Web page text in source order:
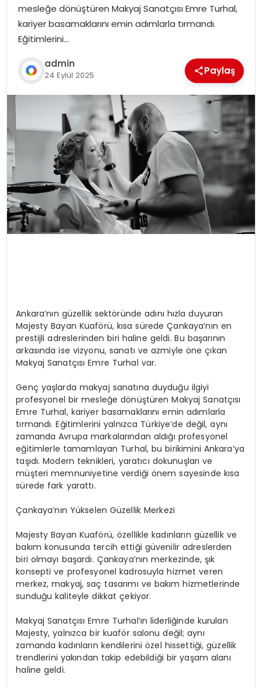
mesleğe dönüştüren Makyaj Sanatçısı Emre Turhal,
kariyer basamaklarını emin adımlarla tırmandı.
Eğitimlerini…
admin
24 Eylül 2025 Paylaş
Ankara’nın güzellik sektöründe adını hızla duyuran
Majesty Bayan Kuaförü, kısa sürede Çankaya’nın en
prestijli adreslerinden biri haline geldi. Bu başarının
arkasında ise vizyonu, sanatı ve azmiyle öne çıkan
Makyaj Sanatçısı Emre Turhal var.
Genç yaşlarda makyaj sanatına duyduğu ilgiyi
profesyonel bir mesleğe dönüştüren Makyaj Sanatçısı
Emre Turhal, kariyer basamaklarını emin adımlarla
tırmandı. Eğitimlerini yalnızca Türkiye’de değil, aynı
zamanda Avrupa markalarından aldığı profesyonel
eğitimlerle tamamlayan Turhal, bu birikimini Ankara’ya
taşıdı. Modern teknikleri, yaratıcı dokunuşları ve
müşteri memnuniyetine verdiği önem sayesinde kısa
sürede fark yarattı.
Çankaya’nın Yükselen Güzellik Merkezi
Majesty Bayan Kuaförü, özellikle kadınların güzellik ve
bakım konusunda tercih ettiği güvenilir adreslerden
biri olmayı başardı. Çankaya’nın merkezinde, şık
konsepti ve profesyonel kadrosuyla hizmet veren
merkez, makyaj, saç tasarımı ve bakım hizmetlerinde
sunduğu kaliteyle dikkat çekiyor.
Makyaj Sanatçısı Emre Turhal’ın liderliğinde kurulan
Majesty, yalnızca bir kuaför salonu değil; aynı
zamanda kadınların kendilerini özel hissettiği, güzellik
trendlerini yakından takip edebildiği bir yaşam alanı
haline geldi.